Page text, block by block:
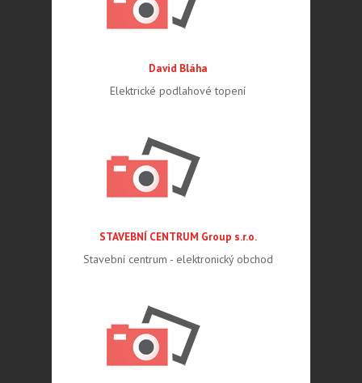
David Bláha
Elektrické podlahové topení
STAVEBNÍ CENTRUM Group s.r.o.
Stavební centrum - elektronický obchod